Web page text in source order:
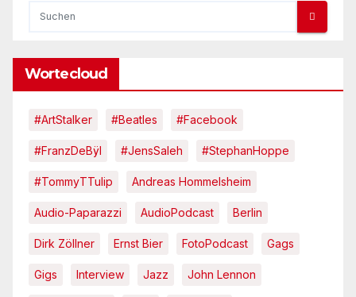
Wortecloud
#ArtStalker #Beatles #Facebook
#FranzDeBÿl #JensSaleh #StephanHoppe
#TommyTTulip Andreas Hommelsheim
Audio-Paparazzi AudioPodcast Berlin
Dirk Zöllner Ernst Bier FotoPodcast Gags
Gigs Interview Jazz John Lennon